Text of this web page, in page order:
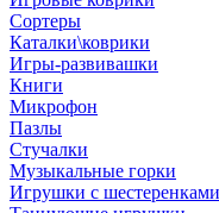
Сортеры
Каталки\коврики
Игры-развивашки
Книги
Микрофон
Пазлы
Стучалки
Музыкальные горки
Игрушки с шестеренками